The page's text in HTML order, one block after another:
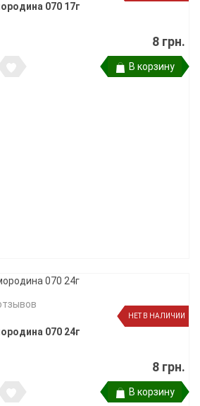
070 17г
8 грн.
В корзину
НЕТ В НАЛИЧИИ
070 24г
8 грн.
В корзину